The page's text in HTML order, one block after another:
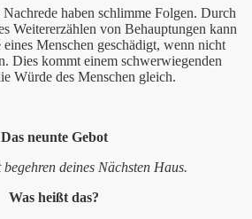
haben schlimme Folgen. Durch
Weitererzählen von Behauptungen kann
Menschen geschädigt, wenn nicht
Dies kommt einem schwerwiegenden
Würde des Menschen gleich.
Das neunte Gebot
deines Nächsten Haus.
Was heißt das?